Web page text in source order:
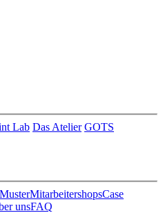
Lab Das Atelier GOTS
MitarbeitershopsCase
unsFAQ